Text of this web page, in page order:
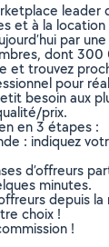
leader
et à la
par
dont
et trouvez
pour
besoin aux
prix.
en 3 étapes :
: indiquez
d’offreurs
minutes.
depuis
choix !
!